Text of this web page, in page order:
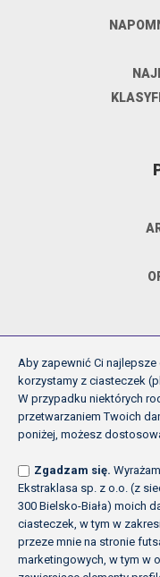
Copyright
Aby zapewnić Ci
korzystamy z ciasteczek
W przypadku niektórych
przetwarzaniem Twoich
poniżej, możesz
Zgadzam się.
Ekstraklasa sp. z o.o. (z
300 Bielsko-Biała) moich
ciasteczek, w tym w
przeze mnie na stronie
marketingowych, w tym w